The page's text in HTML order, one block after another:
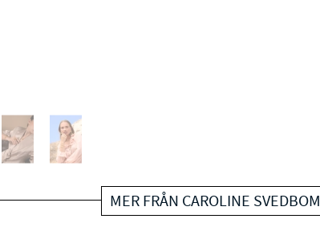
MER FRÅN CAROLINE SVEDBOM